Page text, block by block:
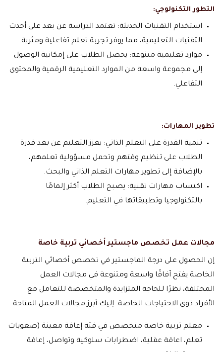
التطور التكنولوجي:
استخدام التقنيات الحديثة: تعتمد الدراسة عن بعد على أحدث
التقنيات التعليمية، مما يوفر تجربة تعلم تفاعلية ومثرية.
موارد تعليمية متنوعة: يحصل الطلاب على إمكانية الوصول
إلى مجموعة واسعة من الموارد التعليمية الرقمية والمحتوى
التفاعلي.
تطوير المهارات:
تنمية القدرة على التعلم الذاتي: يعزز التعليم عن بعد قدرة
الطلاب على تنظيم وقتهم وتحمل مسؤولية تعلمهم،
بالإضافة إلى تطوير مهارات التعلم الذاتي والبحث.
اكتساب مهارات تقنية: يصبح الطلاب أكثر إلمامًا
بالتكنولوجيا وتطبيقاتها في التعليم.
مجالات عمل تخصص ماجستير أخصائي تربية خاصة
إن الحصول على درجة الماجستير في تخصص أخصائي التربية
الخاصة يفتح آفاقًا واسعة ومتنوعة في مجالات العمل
المختلفة، نظرًا للحاجة المتزايدة والمتخصصة للتعامل مع
الأفراد ذوي الاحتياجات الخاصة. إليك أبرز مجالات العمل المتاحة:
معلم تربية خاصة متخصص في فئة إعاقة معينة (صعوبات
تعلم، اعاقة عقلية، اضطرابات سلوكية وتواصل، إعاقة